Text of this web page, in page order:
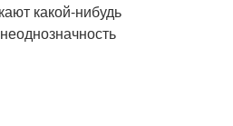
какой-нибудь